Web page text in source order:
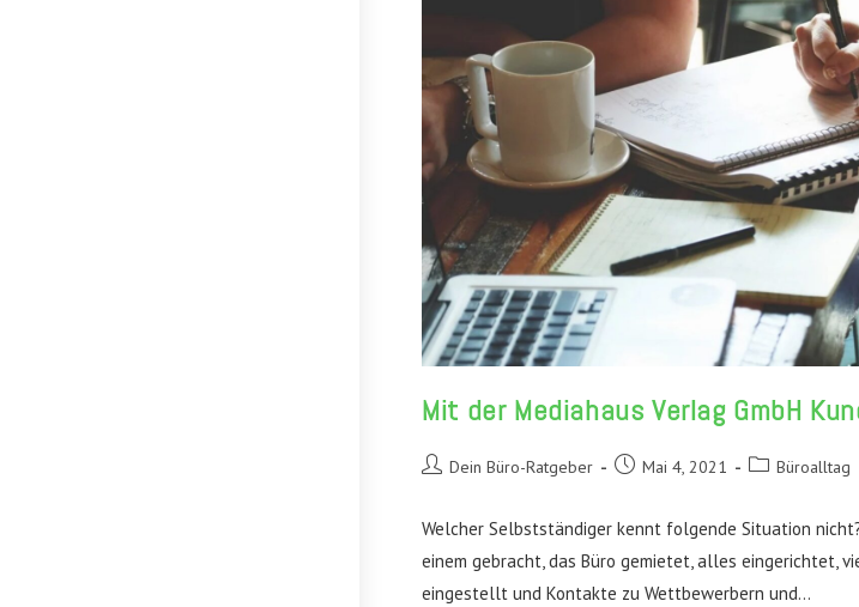
Mit der Mediahaus Verlag GmbH
Beitrags-Dein Büro-Ratgeber
BeitragMai 4, 2021
Beitrags-
Büroalltag
Welcher Selbstständiger kennt folgende Situation
einem gebracht, das Büro gemietet, alles eingerichtet,
eingestellt und Kontakte zu Wettbewerbern und…